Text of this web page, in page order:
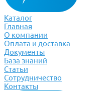
Каталог
Главная
О компании
Оплата и доставка
Документы
База знаний
Статьи
Сотрудничество
Контакты